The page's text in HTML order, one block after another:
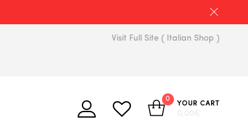
Visit Full Site ( Italian Shop )
0
YOUR CART